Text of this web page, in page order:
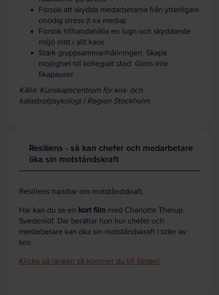
Försök att skydda medarbetarna från ytterligare
onödig stress (t ex media).
Försök tillhandahålla en lugn och skyddande
miljö mitt i allt kaos.
Stärk gruppsammanhållningen. Skapa
möjlighet till kollegialt stöd. Glöm inte
fikapauser.
Källa: Kunskapscentrum för kris- och
katastrofpsykologi i Region Stockholm
Resiliens - så kan chefer och medarbetare
öka sin motståndskraft
Resiliens handlar om motståndskraft.
Här kan du se en kort film med Charlotte Therup
Svedenlöf. Där berättar hon hur chefer och
medarbetare kan öka sin motståndskraft i tider av
kris.
Klicka på länken så kommer du till filmen!